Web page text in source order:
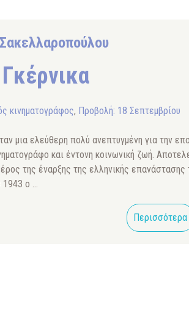
κινηματογράφος, Προβολή: 18 Σεπτεμβρίου
μια ελεύθερη πολύ ανεπτυγμένη για την
και έντονη κοινωνική ζωή.
της έναρξης της ελληνικής επανάστασης
ο …
Περισσότερα